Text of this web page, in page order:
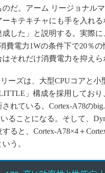
だ。アーム リージョナル
キテキチャにも手を入れ
した」と説明する。実際
費電力1Wの条件下で20％
それだけ消費電力を抑え
ーズは、大型CPUコアと小
」構成を採用してお
されている。Cortex-A78の
いることになる。そして、
ると、Cortex-A78×4＋
う。